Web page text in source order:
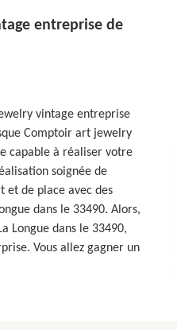
entreprise de
vintage entreprise
Comptoir art jewelry
capable à réaliser votre
soignée de
et de place avec des
dans le 33490. Alors,
Longue dans le 33490,
Vous allez gagner un